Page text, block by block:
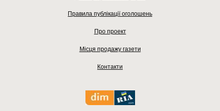
Правила публікації оголошень
Про проект
Місця продажу газети
Контакти